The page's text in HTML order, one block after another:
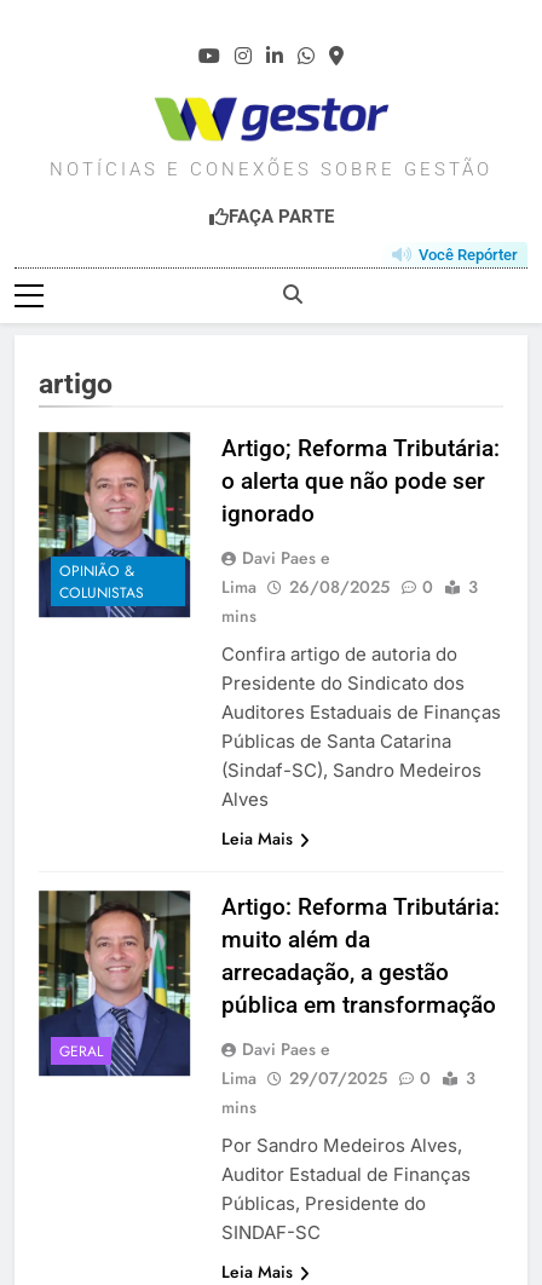
WGESTOR.COM.BR
NOTÍCIAS E CONEXÕES SOBRE GESTÃO
FAÇA PARTE
Você Repórter
artigo
OPINIÃO &
COLUNISTAS
Artigo; Reforma Tributária:
o alerta que não pode ser
ignorado
Davi Paes e
Lima
26/08/2025 0
3
mins
Confira artigo de autoria do
Presidente do Sindicato dos
Auditores Estaduais de Finanças
Públicas de Santa Catarina
(Sindaf-SC), Sandro Medeiros
Alves
Leia Mais
GERAL
Artigo: Reforma Tributária:
muito além da
arrecadação, a gestão
pública em transformação
Davi Paes e
Lima
29/07/2025 0
3
mins
Por Sandro Medeiros Alves,
Auditor Estadual de Finanças
Públicas, Presidente do
SINDAF-SC
Leia Mais